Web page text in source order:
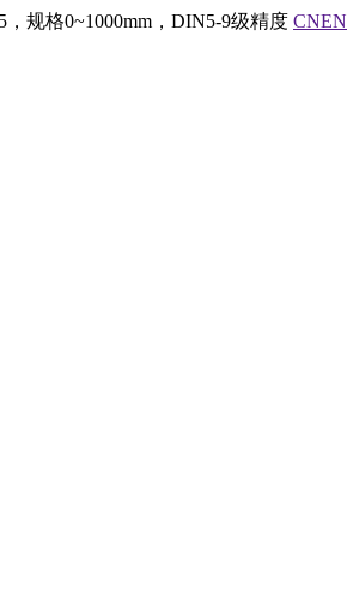
规格0~1000mm，DIN5-9级精度 CNEN